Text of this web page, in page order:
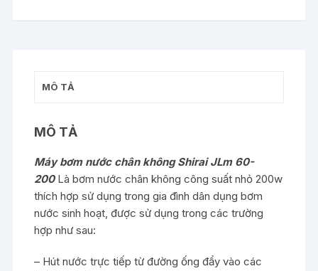
MÔ TẢ
MÔ TẢ
Máy bơm nước chân không Shirai JLm 60-
200 Là bơm nước chân không công suất nhỏ 200w
thích hợp sử dụng trong gia đình dân dụng bơm
nước sinh hoạt, được sử dụng trong các trường
hợp như sau:
– Hút nước trực tiếp từ đường ống đẩy vào các